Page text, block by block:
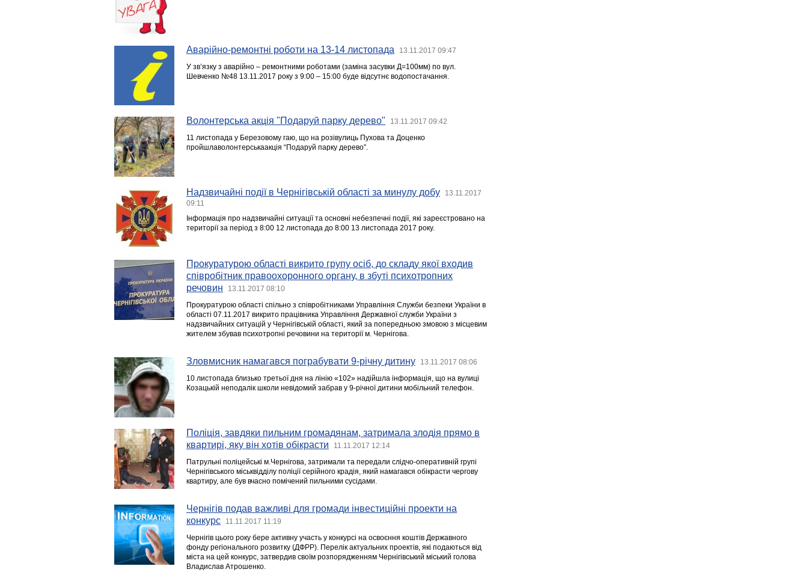
Аварійно-ремонтні роботи на 13-14 листопада 13.11.2017 09:47
У зв’язку з аварійно – ремонтними роботами (заміна засувки Д=100мм) по вул.
Шевченко №48 13.11.2017 року з 9:00 – 15:00 буде відсутнє водопостачання.
Волонтерська акція "Подаруй парку дерево" 13.11.2017 09:42
11 листопада у Березовому гаю, що на розівулиць Пухова та Доценко
пройшлаволонтерськаакція “Подаруй парку дерево”.
Надзвичайні події в Чернігівській області за минулу добу
13.11.2017
09:11
Інформація про надзвичайні ситуації та основні небезпечні події, які зареєстровано на
території за період з 8:00 12 листопада до 8:00 13 листопада 2017 року.
Прокуратурою області викрито групу осіб, до складу якої входив
співробітник правоохоронного органу, в збуті психотропних
речовин
13.11.2017 08:10
Прокуратурою області спільно з співробітниками Управління Служби безпеки України в
області 07.11.2017 викрито працівника Управління Державної служби України з
надзвичайних ситуацій у Чернігівській області, який за попередньою змовою з місцевим
жителем збував психотропні речовини на території м. Чернігова.
Зловмисник намагався пограбувати 9-річну дитину 13.11.2017 08:06
10 листопада близько третьої дня на лінію «102» надійшла інформація, що на вулиці
Козацькій неподалік школи невідомий забрав у 9-річної дитини мобільний телефон.
Поліція, завдяки пильним громадянам, затримала злодія прямо в
квартирі, яку він хотів обікрасти
11.11.2017 12:14
Патрульні поліцейські м.Чернігова, затримали та передали слідчо-оперативній групі
Чернігівського міськвідділу поліції серійного крадія, який намагався обікрасти чергову
квартиру, але був вчасно помічений пильними сусідами.
Чернігів подав важливі для громади інвестиційні проекти на
конкурс
11.11.2017 11:19
Чернігів цього року бере активну участь у конкурсі на освоєння коштів Державного
фонду регіонального розвитку (ДФРР). Перелік актуальних проектів, які подаються від
міста на цей конкурс, затвердив своїм розпорядженням Чернігівський міський голова
Владислав Атрошенко.